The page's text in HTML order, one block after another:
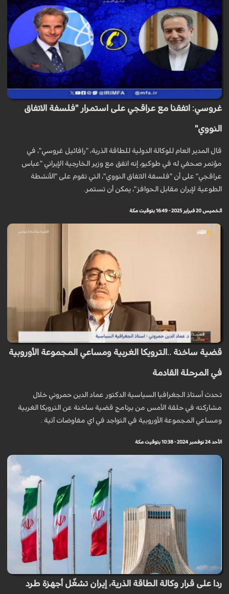
غروسي: اتفقنا مع عراقجي على استمرار "فلسفة الاتفاق
النووي"
قال المدير العام للوكالة الدولية للطاقة الذرية، "رافائيل غروسي"، في
مؤتمر صحفي له في طوكيو، إنه اتفق مع وزير الخارجية الإيراني "عباس
عراقجي" على أن "فلسفة الاتفاق النووي"، التي تقوم على "الأنشطة
الطوعية لإيران مقابل الحوافز"، يمكن أن تستمر.
الخميس 20 فبراير 2025 - 16:49 بتوقيت مكة
قضية ساخنة ..الترويكا الغربية ومساعي المجموعة الأوروبية
في المرحلة القادمة
تحدث أستاذ الجغرافيا السياسية الدكتور عماد الدين حمروني خلال
مشاركته في حلقة الأمس من برنامج قضية ساخنة عن الترويكا الغربية
ومساعي المجموعة الأوروبية في التواجد في اي مفاوضات آتية .
الأحد 24 نوفمبر 2024 - 10:38 بتوقيت مكة
ردا على قرار وكالة الطاقة الذرية، إيران تشغّل أجهزة طرد